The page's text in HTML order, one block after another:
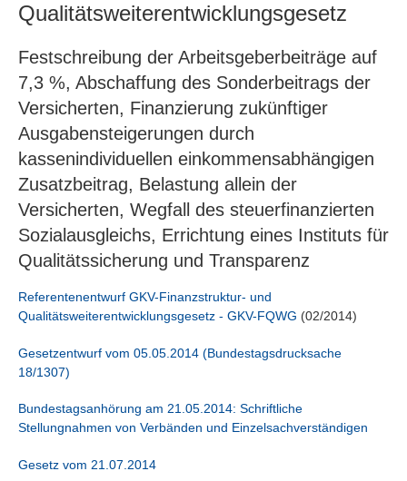
Qualitätsweiterentwicklungsgesetz
Festschreibung der Arbeitsgeberbeiträge auf
7,3 %, Abschaffung des Sonderbeitrags der
Versicherten, Finanzierung zukünftiger
Ausgabensteigerungen durch
kassenindividuellen einkommensabhängigen
Zusatzbeitrag, Belastung allein der
Versicherten, Wegfall des steuerfinanzierten
Sozialausgleichs, Errichtung eines Instituts für
Qualitätssicherung und Transparenz
Referentenentwurf GKV-Finanzstruktur- und
Qualitätsweiterentwicklungsgesetz - GKV-FQWG (02/2014)
Gesetzentwurf vom 05.05.2014 (Bundestagsdrucksache
18/1307)
Bundestagsanhörung am 21.05.2014: Schriftliche
Stellungnahmen von Verbänden und Einzelsachverständigen
Gesetz vom 21.07.2014